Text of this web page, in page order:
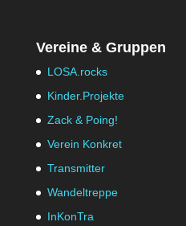
Vereine & Gruppen
LOSA.rocks
Kinder.Projekte
Zack & Poing!
Verein Konkret
Transmitter
Wandeltreppe
InKonTra